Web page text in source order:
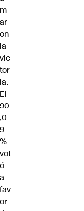
m
ar
on
la
vic
tor
ia.
El
90
,0
9
%
vot
ó
a
fav
or